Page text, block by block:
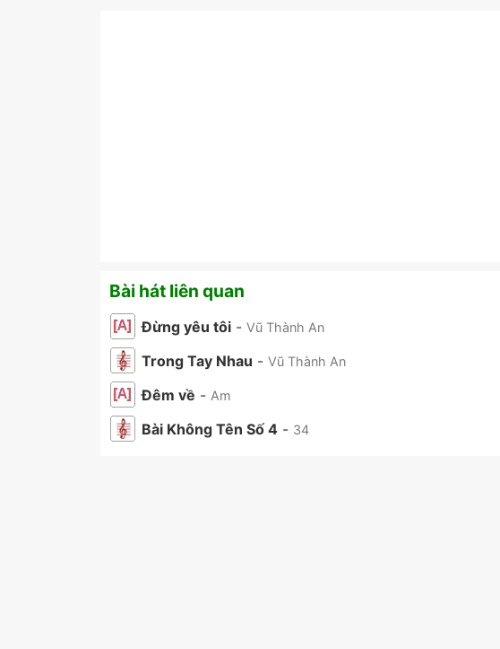
Bài hát liên quan
Đừng yêu tôi - Vũ Thành An
Trong Tay Nhau - Vũ Thành An
Đêm về - Am
Bài Không Tên Số 4 - 34